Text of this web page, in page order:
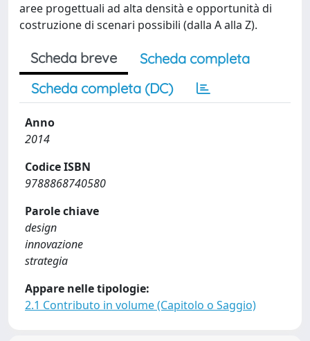
aree progettuali ad alta densità e opportunità di
costruzione di scenari possibili (dalla A alla Z).
Scheda breve
Scheda completa
Scheda completa (DC)
Anno
2014
Codice ISBN
9788868740580
Parole chiave
design
innovazione
strategia
Appare nelle tipologie:
2.1 Contributo in volume (Capitolo o Saggio)